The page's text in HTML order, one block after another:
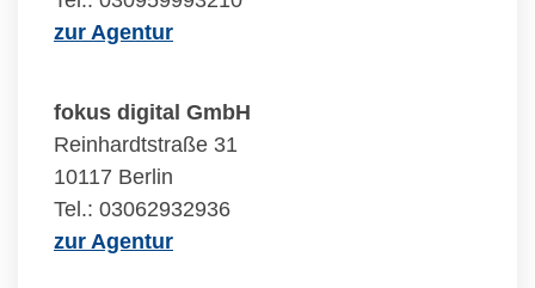
zur Agentur
fokus digital GmbH
Reinhardtstraße 31
10117 Berlin
Tel.: 03062932936
zur Agentur